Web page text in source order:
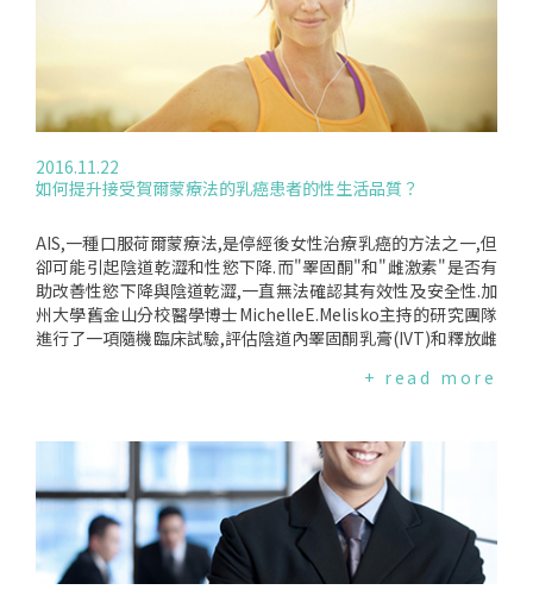
2016.11.22
如何提升接受賀爾蒙療法的乳癌患者的性生活品質？
AIS,一種口服荷爾蒙療法,是停經後女性治療乳癌的方法之一,但
卻可能引起陰道乾澀和性慾下降.而"睪固酮"和"雌激素"是否有
助改善性慾下降與陰道乾澀,一直無法確認其有效性及安全性.加
州大學舊金山分校醫學博士MichelleE.Melisko主持的研究團隊
進行了一項隨機臨床試驗,評估陰道內睪固酮乳膏(IVT)和釋放雌
者參加試驗,35名使用陰道環、34名使用睪固酮乳膏,進行12週
治療將被視為不安全,研究同時觀察性生活品質與陰道萎縮(乾
燥)的情形.研究結果顯示,使用陰道環的女性中沒有觀察到雌激
素的持續上升、使用睪固酮乳膏的女性則有34例(12%)出現雌
激素持續上升的情形.並且,所有患者的陰道萎縮、性生活品質和
性功能障礙情形皆有改善.作者指出:"這項研究提供了進一步的
證據,說明服用AIS乳癌患者的泌尿生殖系統症狀,能透過雌激素
+ read more